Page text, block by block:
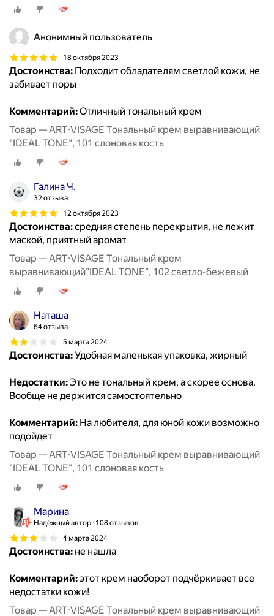
Анонимный пользователь
18 октября 2023
Достоинства: Подходит обладателям светлой кожи, не
забивает поры
Комментарий:Отличный тональный крем
Товар — ART-VISAGE Тональный крем выравнивающий
"IDEAL TONE", 101 слоновая кость
Галина Ч.
32 отзыва
12 октября 2023
Достоинства:средняя степень перекрытия, не лежит
маской, приятный аромат
Товар — ART-VISAGE Тональный крем
выравнивающий"IDEAL TONE", 102 светло-бежевый
Наташа
64 отзыва
5 марта 2024
Достоинства:Удобная маленькая упаковка, жирный
Недостатки:Это не тональный крем, а скорее основа.
Вообще не держится самостоятельно
Комментарий: На любителя, для юной кожи возможно
подойдет
Товар — ART-VISAGE Тональный крем выравнивающий
"IDEAL TONE", 101 слоновая кость
Марина
Надёжный автор 108 отзывов
4 марта 2024
Достоинства: не нашла
Комментарий:этот крем наоборот подчёркивает все
недостатки кожи!
Товар — ART-VISAGE Тональный крем выравнивающий